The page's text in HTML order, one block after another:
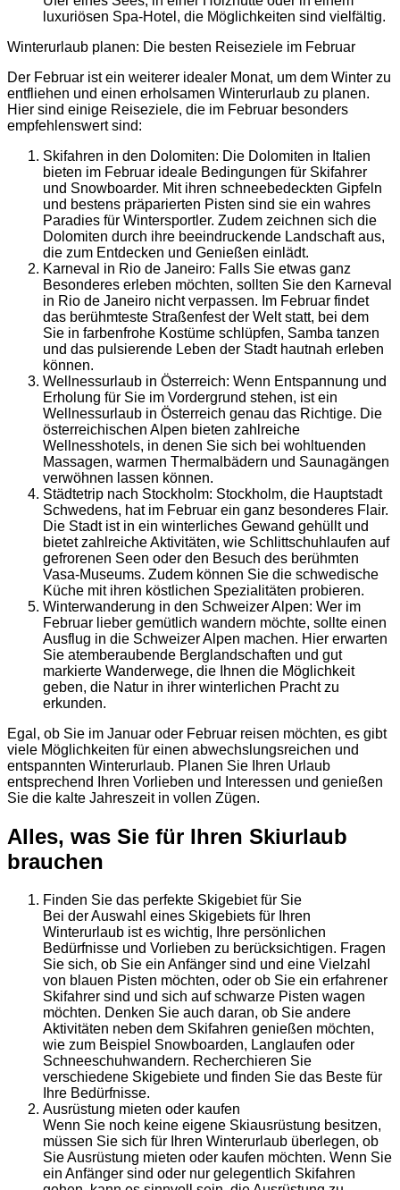
luxuriösen Spa-Hotel, die Möglichkeiten sind vielfältig.
Winterurlaub planen: Die besten Reiseziele im Februar
Der Februar ist ein weiterer idealer Monat, um dem Winter zu
entfliehen und einen erholsamen Winterurlaub zu planen.
Hier sind einige Reiseziele, die im Februar besonders
empfehlenswert sind:
Skifahren in den Dolomiten: Die Dolomiten in Italien
bieten im Februar ideale Bedingungen für Skifahrer
und Snowboarder. Mit ihren schneebedeckten Gipfeln
und bestens präparierten Pisten sind sie ein wahres
Paradies für Wintersportler. Zudem zeichnen sich die
Dolomiten durch ihre beeindruckende Landschaft aus,
die zum Entdecken und Genießen einlädt.
Karneval in Rio de Janeiro: Falls Sie etwas ganz
Besonderes erleben möchten, sollten Sie den Karneval
in Rio de Janeiro nicht verpassen. Im Februar findet
das berühmteste Straßenfest der Welt statt, bei dem
Sie in farbenfrohe Kostüme schlüpfen, Samba tanzen
und das pulsierende Leben der Stadt hautnah erleben
können.
Wellnessurlaub in Österreich: Wenn Entspannung und
Erholung für Sie im Vordergrund stehen, ist ein
Wellnessurlaub in Österreich genau das Richtige. Die
österreichischen Alpen bieten zahlreiche
Wellnesshotels, in denen Sie sich bei wohltuenden
Massagen, warmen Thermalbädern und Saunagängen
verwöhnen lassen können.
Städtetrip nach Stockholm: Stockholm, die Hauptstadt
Schwedens, hat im Februar ein ganz besonderes Flair.
Die Stadt ist in ein winterliches Gewand gehüllt und
bietet zahlreiche Aktivitäten, wie Schlittschuhlaufen auf
gefrorenen Seen oder den Besuch des berühmten
Vasa-Museums. Zudem können Sie die schwedische
Küche mit ihren köstlichen Spezialitäten probieren.
Winterwanderung in den Schweizer Alpen: Wer im
Februar lieber gemütlich wandern möchte, sollte einen
Ausflug in die Schweizer Alpen machen. Hier erwarten
Sie atemberaubende Berglandschaften und gut
markierte Wanderwege, die Ihnen die Möglichkeit
geben, die Natur in ihrer winterlichen Pracht zu
erkunden.
Egal, ob Sie im Januar oder Februar reisen möchten, es gibt
viele Möglichkeiten für einen abwechslungsreichen und
entspannten Winterurlaub. Planen Sie Ihren Urlaub
entsprechend Ihren Vorlieben und Interessen und genießen
Sie die kalte Jahreszeit in vollen Zügen.
Alles, was Sie für Ihren Skiurlaub
brauchen
Finden Sie das perfekte Skigebiet für Sie
Bei der Auswahl eines Skigebiets für Ihren
Winterurlaub ist es wichtig, Ihre persönlichen
Bedürfnisse und Vorlieben zu berücksichtigen. Fragen
Sie sich, ob Sie ein Anfänger sind und eine Vielzahl
von blauen Pisten möchten, oder ob Sie ein erfahrener
Skifahrer sind und sich auf schwarze Pisten wagen
möchten. Denken Sie auch daran, ob Sie andere
Aktivitäten neben dem Skifahren genießen möchten,
wie zum Beispiel Snowboarden, Langlaufen oder
Schneeschuhwandern. Recherchieren Sie
verschiedene Skigebiete und finden Sie das Beste für
Ihre Bedürfnisse.
Ausrüstung mieten oder kaufen
Wenn Sie noch keine eigene Skiausrüstung besitzen,
müssen Sie sich für Ihren Winterurlaub überlegen, ob
Sie Ausrüstung mieten oder kaufen möchten. Wenn Sie
ein Anfänger sind oder nur gelegentlich Skifahren